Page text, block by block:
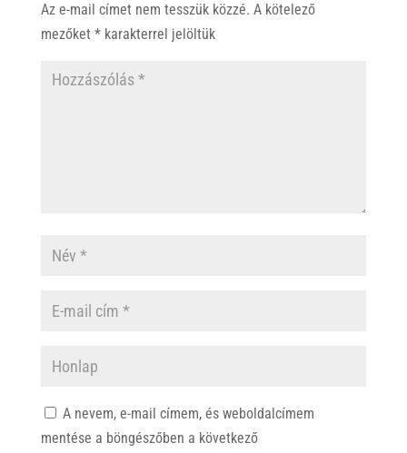
p
k
Az e-mail címet nem tesszük közzé. A kötelező
mezőket *karakterrel jelöltük
A nevem, e-mail címem, és weboldalcímem
mentése a böngészőben a következő